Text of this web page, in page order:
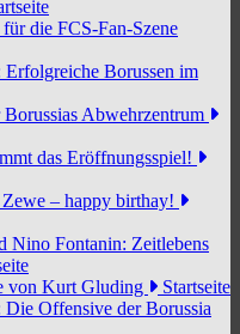
die FCS-Fan-Szene
Erfolgreiche Borussen im
Abwehrzentrum
das Eröffnungsspiel!
Zewe – happy birthay!
Nino Fontanin: Zeitlebens
von Kurt Gluding
Startseite
Die Offensive der Borussia